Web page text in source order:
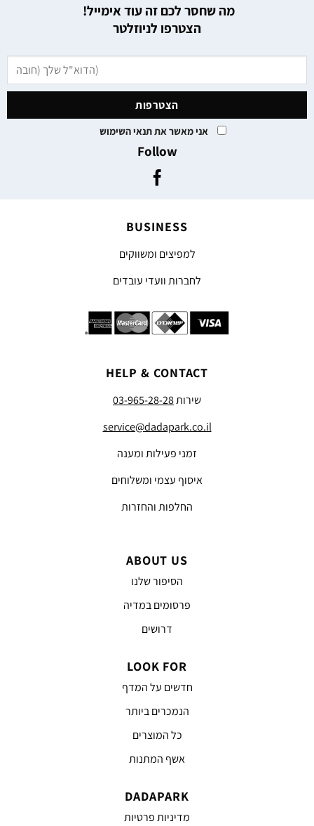
מה שחסר לכם זה עוד אימייל!
הצטרפו לניוזלטר
אני מאשר את תנאי השימוש
Follow
BUSINESS
למפיצים ומשווקים
לחברות וועדי עובדים
HELP & CONTACT
שירות03-965-28-28
service@dadapark.co.il
זמני פעילות ומענה
איסוף עצמי ומשלוחים
החלפות והחזרות
ABOUT US
הסיפור שלנו
פרסומים במדיה
דרושים
LOOK FOR
חדשים על המדף
הנמכרים ביותר
כל המוצרים
אשף המתנות
DADAPARK
מדיניות פרטיות